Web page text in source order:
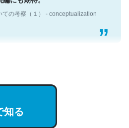
貴重な良記事。/続編来た
entry/2023/03/27
ての考察（１） - conceptualization
知る